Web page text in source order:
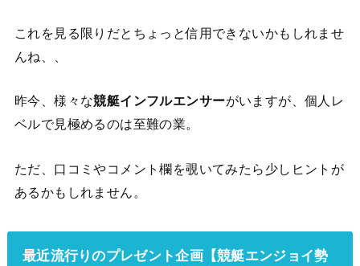
これを見る限りだとちょっと信用できないかもしれませ
んね、、
昨今、様々な競艇インフルエンサーがいますが、個人レ
ベルで見極めるのは至難の業。
ただ、口コミやコメント欄を覗いてみたら少しヒントが
あるかもしれません。
最近流行りのプレゼント企画【競艇エンジョイ勢